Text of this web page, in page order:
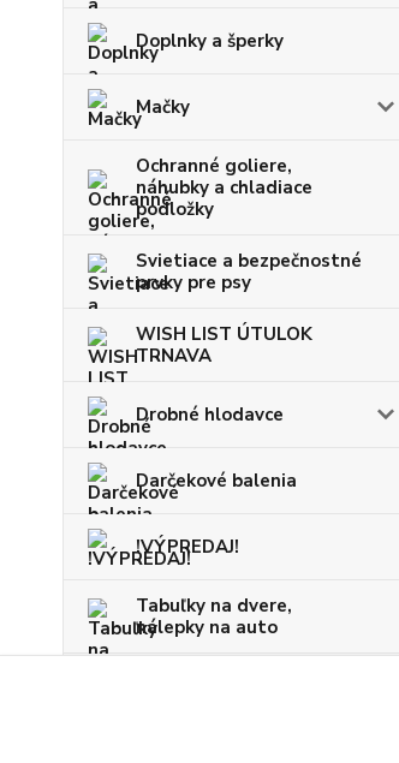
Doplnky a šperky
Mačky
Ochranné goliere,
náhubky a chladiace
podložky
Svietiace a bezpečnostné
prvky pre psy
WISH LIST ÚTULOK
TRNAVA
Drobné hlodavce
Darčekové balenia
!VÝPREDAJ!
Tabuľky na dvere,
nálepky na auto